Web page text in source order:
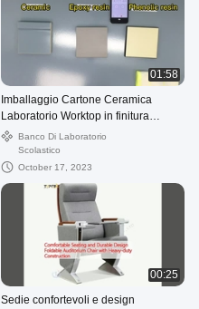
01:58
Imballaggio Cartone Ceramica
Laboratorio Worktop in finitura
lucidata con colore personalizzato
Banco Di Laboratorio
Scolastico
October 17, 2023
00:25
Sedie confortevoli e design